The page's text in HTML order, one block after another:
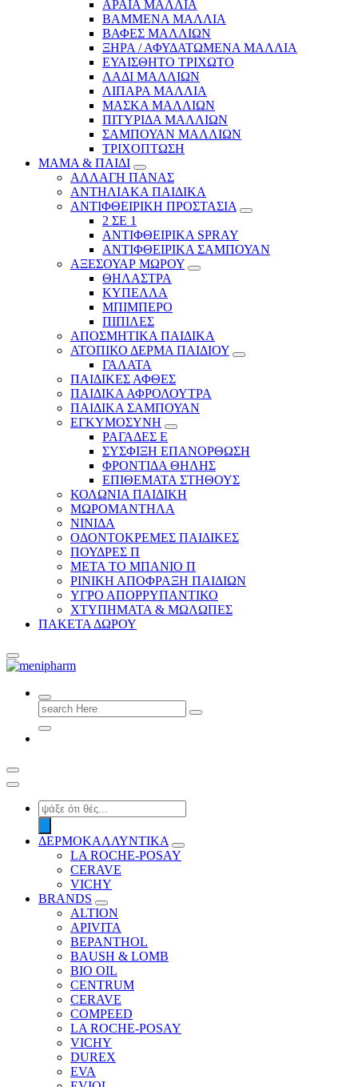
ΑΡΑΙΑ ΜΑΛΛΙΑ
ΒΑΜΜΕΝΑ ΜΑΛΛΙΑ
ΒΑΦΕΣ ΜΑΛΛΙΩΝ
ΞΗΡΑ / ΑΦΥΔΑΤΩΜΕΝΑ ΜΑΛΛΙΑ
ΕΥΑΙΣΘΗΤΟ ΤΡΙΧΩΤΟ
ΛΑΔΙ ΜΑΛΛΙΩΝ
ΛΙΠΑΡΑ ΜΑΛΛΙΑ
ΜΑΣΚΑ ΜΑΛΛΙΩΝ
ΠΙΤΥΡΙΔΑ ΜΑΛΛΙΩΝ
ΣΑΜΠΟΥΑΝ ΜΑΛΛΙΩΝ
ΤΡΙΧΟΠΤΩΣΗ
ΜΑΜΑ & ΠΑΙΔΙ
ΑΛΛΑΓΗ ΠΑΝΑΣ
ΑΝΤΗΛΙΑΚΑ ΠΑΙΔΙΚΑ
ΑΝΤΙΦΘΕΙΡΙΚΗ ΠΡΟΣΤΑΣΙΑ
2 ΣΕ 1
ΑΝΤΙΦΘΕΙΡΙΚΑ SPRAY
ΑΝΤΙΦΘΕΙΡΙΚΑ ΣΑΜΠΟΥΑΝ
ΑΞΕΣΟΥΑΡ ΜΩΡΟΥ
ΘΗΛΑΣΤΡΑ
ΚΥΠΕΛΛΑ
ΜΠΙΜΠΕΡΟ
ΠΙΠΙΛΕΣ
ΑΠΟΣΜΗΤΙΚΑ ΠΑΙΔΙΚΑ
ΑΤΟΠΙΚΟ ΔΕΡΜΑ ΠΑΙΔΙΟΥ
ΓΑΛΑΤΑ
ΠΑΙΔΙΚΕΣ ΑΦΘΕΣ
ΠΑΙΔΙΚΑ ΑΦΡΟΛΟΥΤΡΑ
ΠΑΙΔΙΚΑ ΣΑΜΠΟΥΑΝ
ΕΓΚΥΜΟΣΥΝΗ
ΡΑΓΑΔΕΣ Ε
ΣΥΣΦΙΞΗ ΕΠΑΝΟΡΘΩΣΗ
ΦΡΟΝΤΙΔΑ ΘΗΛΗΣ
ΕΠΙΘΕΜΑΤΑ ΣΤΗΘΟΥΣ
ΚΟΛΩΝΙΑ ΠΑΙΔΙΚΗ
ΜΩΡΟΜΑΝΤΗΛΑ
ΝΙΝΙΔΑ
ΟΔΟΝΤΟΚΡΕΜΕΣ ΠΑΙΔΙΚΕΣ
ΠΟΥΔΡΕΣ Π
ΜΕΤΑ ΤΟ ΜΠΑΝΙΟ Π
ΡΙΝΙΚΗ ΑΠΟΦΡΑΞΗ ΠΑΙΔΙΩΝ
ΥΓΡΟ ΑΠΟΡΡΥΠΑΝΤΙΚΟ
ΧΤΥΠΗΜΑΤΑ & ΜΩΛΩΠΕΣ
ΠΑΚΕΤΑ ΔΩΡΟΥ
shop 2 easily
Search
for:
Products
search
ΔΕΡΜΟΚΑΛΛΥΝΤΙΚΑ
LA ROCHE-POSAY
CERAVE
VICHY
BRANDS
ALTION
APIVITA
BEPANTHOL
BAUSH & LOMB
BIO OIL
CENTRUM
CERAVE
COMPEED
LA ROCHE-POSAY
VICHY
DUREX
EVA